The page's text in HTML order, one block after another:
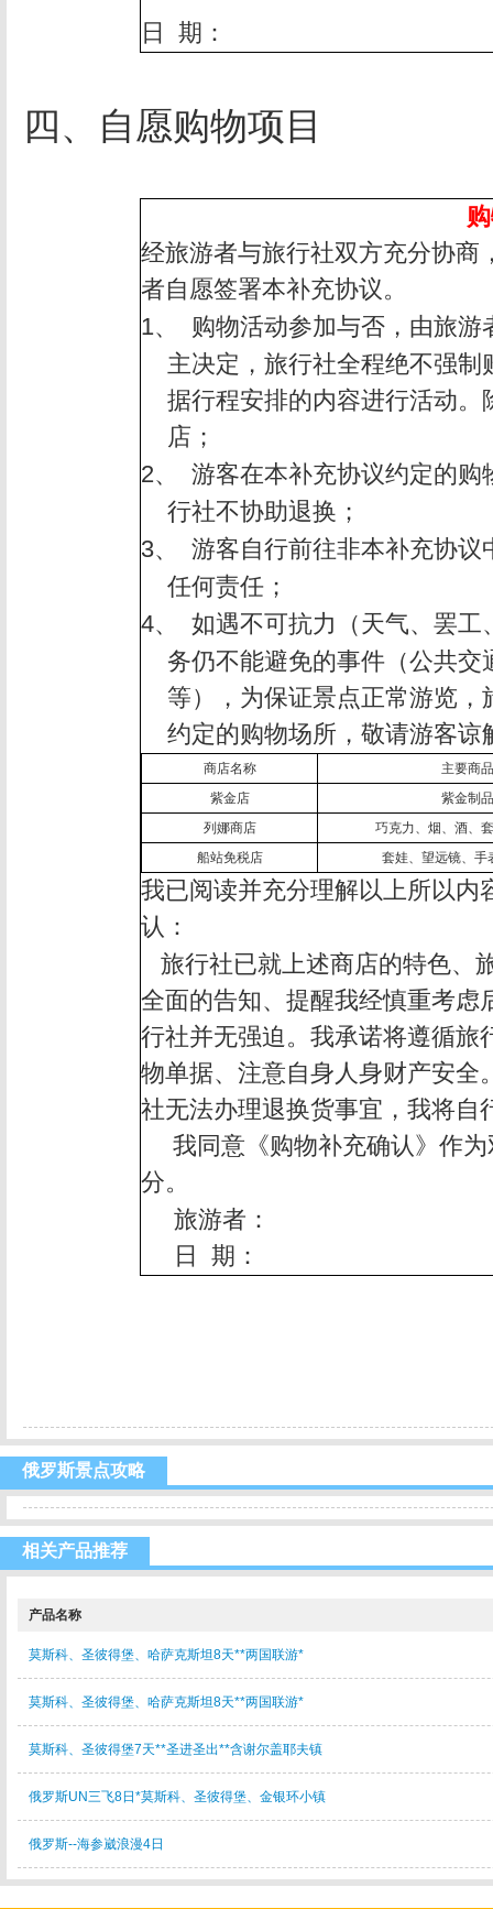
日 期：
四、自愿购物项目
经旅游者与旅行社双方充分协商
者自愿签署本补充协议。
1、
购物活动参加与否，由旅
主决定，旅行社全程绝不强
据行程安排的内容进行活动
店；
2、
游客在本补充协议约定的
行社不协助退换；
3、
游客自行前往非本补充协
任何责任；
4、
如遇不可抗力（天气、罢
务仍不能避免的事件（公共
等），为保证景点正常游览
约定的购物场所，敬请游客谅
商店名称
主要商品
紫金店
紫金制品
列娜商店
巧克力、烟、酒、
船站免税店
套娃、望远镜、手
我已阅读并充分理解以上所以内
认：
旅行社已就上述商店的特色、
全面的告知、提醒我经慎重考虑
行社并无强迫。我承诺将遵循旅
物单据、注意自身人身财产安全
社无法办理退换货事宜，我将自
我同意《购物补充确认》作
分。
旅游者：
日
期：
俄罗斯景点攻略
相关产品推荐
产品名称
莫斯科、圣彼得堡、哈萨克斯坦8天**两国联游*
莫斯科、圣彼得堡、哈萨克斯坦8天**两国联游*
莫斯科、圣彼得堡7天**圣进圣出**含谢尔盖耶夫镇
俄罗斯UN三飞8日*莫斯科、圣彼得堡、金银环小镇
俄罗斯--海参崴浪漫4日